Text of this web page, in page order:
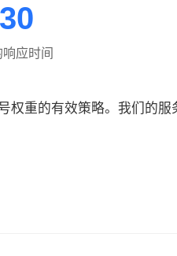
应时间
重的有效策略。我们的